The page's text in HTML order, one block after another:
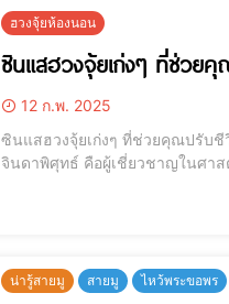
ฮวงจุ้ยห้องนอน
ซินแสฮวงจุ้ยเก่งๆ ที่ช่วยคุ
12 ก.พ. 2025
ซินแสฮวงจุ้ยเก่งๆ ที่ช่วยคุณปรับชีวิตให้ดีขึ้น [elementor-template id="12184"] ซินแสฮวงจุ้ยเก่งๆ คือใค
จินดาพิศุทธ์ คือผู้เชี่ยวชาญในศาส
น่ารู้สายมู สายมู ไหว้พระขอพร